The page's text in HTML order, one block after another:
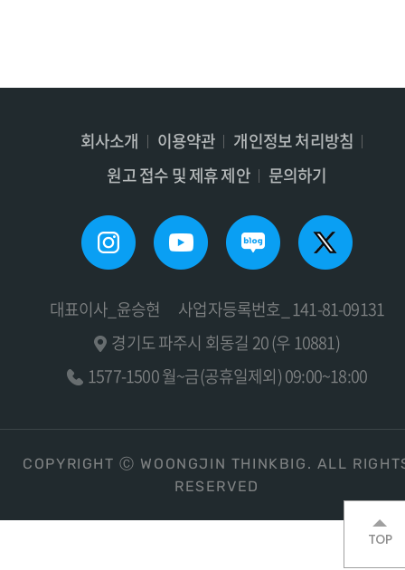
회사소개 이용약관
개인정보 처리방침
원고 접수 및 제휴 제안
문의하기
대표이사_윤승현
사업자등록번호_ 141-81-09131
경기도 파주시 회동길 20 (우 10881)
1577-1500 월~금(공휴일제외) 09:00~18:00
COPYRIGHT Ⓒ WOONGJIN THINKBIG. ALL
RESERVED
TOP